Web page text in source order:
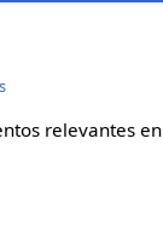
relevantes en